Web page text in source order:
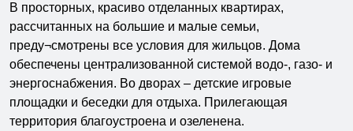
В просторных, красиво отделанных квартирах,
рассчитанных на большие и малые семьи,
преду¬смотрены все условия для жильцов. Дома
обеспечены централизованной системой водо-, газо- и
энергоснабжения. Во дворах – детские игровые
площадки и беседки для отдыха. Прилегающая
территория благоустроена и озеленена.